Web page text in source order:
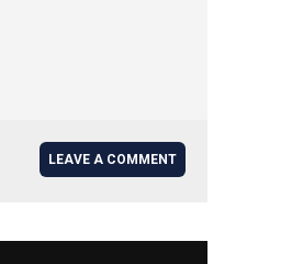
LEAVE A COMMENT